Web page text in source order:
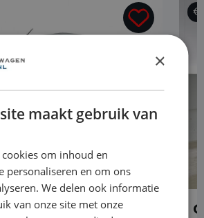
€
×
maakt gebruik van
om inhoud en
personaliseren en om ons
We delen ook informatie
van onze site met onze